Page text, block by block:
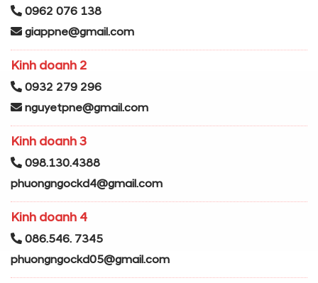
0962 076 138
giappne@gmail.com
Kinh doanh 2
0932 279 296
nguyetpne@gmail.com
Kinh doanh 3
098.130.4388
phuongngockd4@gmail.com
Kinh doanh 4
086.546. 7345
phuongngockd05@gmail.com